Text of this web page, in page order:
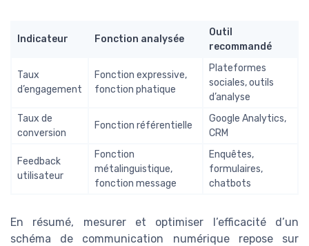
Indicateur Fonction analysée
Outil
recommandé
Taux
d’engagement
Fonction expressive,
fonction phatique
Plateformes
sociales, outils
d’analyse
Taux de
conversion
Fonction référentielle
Google Analytics,
CRM
Feedback
utilisateur
Fonction
métalinguistique,
fonction message
Enquêtes,
formulaires,
chatbots
En résumé, mesurer et optimiser l’efficacité d’un
schéma de communication numérique repose sur